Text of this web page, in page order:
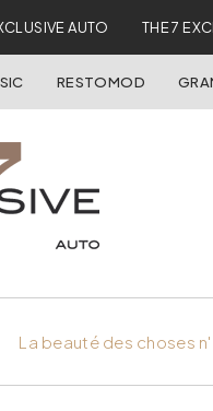
AUTO THE 7
RESTOMOD
La beauté des choses